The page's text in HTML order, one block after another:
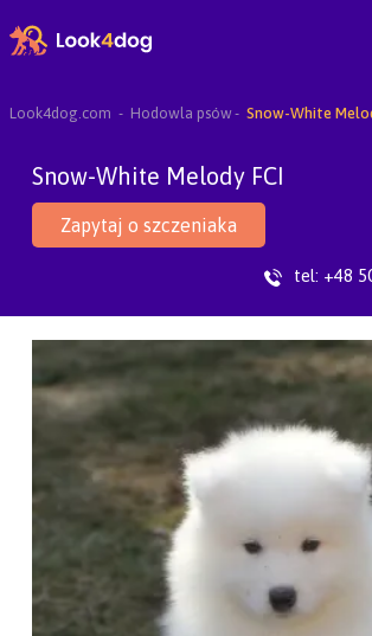
Look4dog.com Hodowla psów Snow-White
Snow-White Melody FCI
Zapytaj o szczeniaka
tel: +48